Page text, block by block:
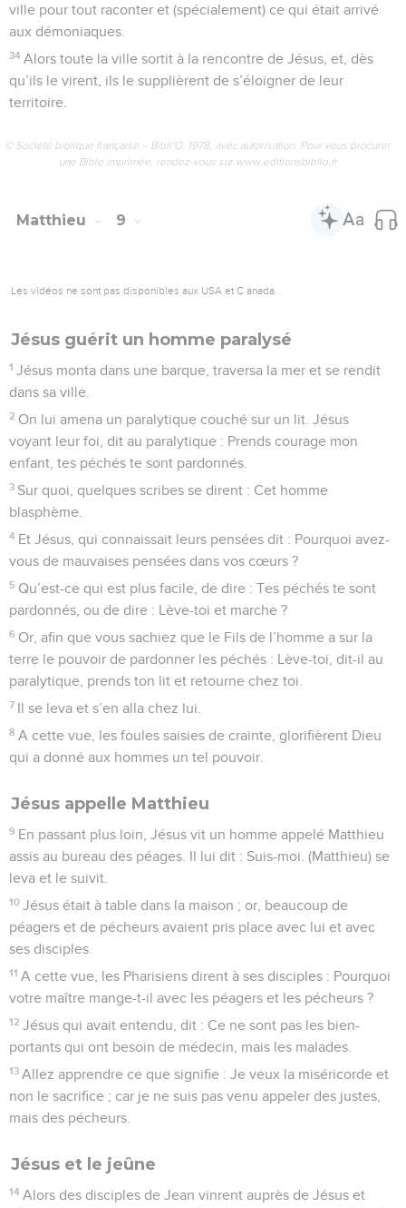
ville pour tout raconter et (spécialement) ce qui était arrivé
aux démoniaques.
34 Alors toute la ville sortit à la rencontre de Jésus, et, dès
qu’ils le virent, ils le supplièrent de s’éloigner de leur
territoire.
© Société biblique française – Bibli’O, 1978, avec autorisation. Pour vous procurer
une Bible imprimée, rendez-vous sur www.editionsbiblio.fr
Matthieu 9
Les vidéos ne sont pas disponibles aux USA et C anada.
Jésus guérit un homme paralysé
1 Jésus monta dans une barque, traversa la mer et se rendit
dans sa ville.
2 On lui amena un paralytique couché sur un lit. Jésus
voyant leur foi, dit au paralytique : Prends courage mon
enfant, tes péchés te sont pardonnés.
3 Sur quoi, quelques scribes se dirent : Cet homme
blasphème.
4 Et Jésus, qui connaissait leurs pensées dit : Pourquoi avez-
vous de mauvaises pensées dans vos cœurs ?
5 Qu’est-ce qui est plus facile, de dire : Tes péchés te sont
pardonnés, ou de dire : Lève-toi et marche ?
6 Or, afin que vous sachiez que le Fils de l’homme a sur la
terre le pouvoir de pardonner les péchés : Lève-toi, dit-il au
paralytique, prends ton lit et retourne chez toi.
7 Il se leva et s’en alla chez lui.
8 A cette vue, les foules saisies de crainte, glorifièrent Dieu
qui a donné aux hommes un tel pouvoir.
Jésus appelle Matthieu
9 En passant plus loin, Jésus vit un homme appelé Matthieu
assis au bureau des péages. Il lui dit : Suis-moi. (Matthieu) se
leva et le suivit.
10 Jésus était à table dans la maison ; or, beaucoup de
péagers et de pécheurs avaient pris place avec lui et avec
ses disciples.
11 A cette vue, les Pharisiens dirent à ses disciples : Pourquoi
votre maître mange-t-il avec les péagers et les pécheurs ?
12 Jésus qui avait entendu, dit : Ce ne sont pas les bien-
portants qui ont besoin de médecin, mais les malades.
13 Allez apprendre ce que signifie : Je veux la miséricorde et
non le sacrifice ; car je ne suis pas venu appeler des justes,
mais des pécheurs.
Jésus et le jeûne
14 Alors des disciples de Jean vinrent auprès de Jésus et